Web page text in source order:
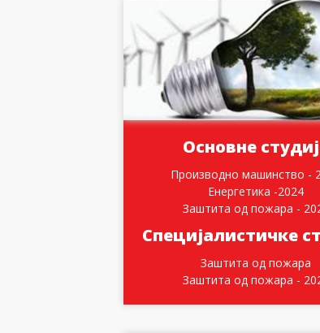
Основне
Производно машинство -
Енергетика -2024
Заштита од пожара -
Специјалистичке
Заштита од пожара
Заштита од пожара -